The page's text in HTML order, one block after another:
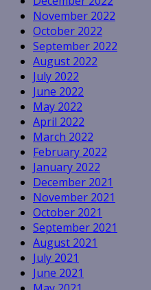
November 2022
October 2022
September 2022
August 2022
July 2022
June 2022
May 2022
April 2022
March 2022
February 2022
January 2022
December 2021
November 2021
October 2021
September 2021
August 2021
July 2021
June 2021